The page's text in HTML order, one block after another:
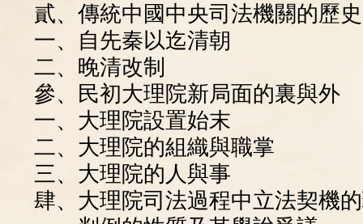
貳、傳統中國中央司法機關的歷
一、自先秦以迄清朝
二、晚清改制
參、民初大理院新局面的裏與外
一、大理院設置始末
二、大理院的組織與職掌
三、大理院的人與事
肆、大理院司法過程中立法契機